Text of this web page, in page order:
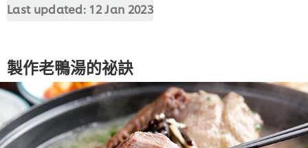
Last updated: 12 Jan 2023
製作老鴨湯的祕訣